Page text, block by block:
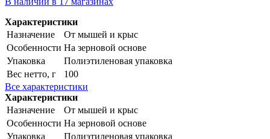
Характеристики
Назначение
От мышей и крыс
Особенности На зерновой основе
Упаковка
Полиэтиленовая упаковка
Вес нетто, г
100
Все характеристики
Характеристики
Назначение
От мышей и крыс
Особенности На зерновой основе
Упаковка
Полиэтиленовая упаковка